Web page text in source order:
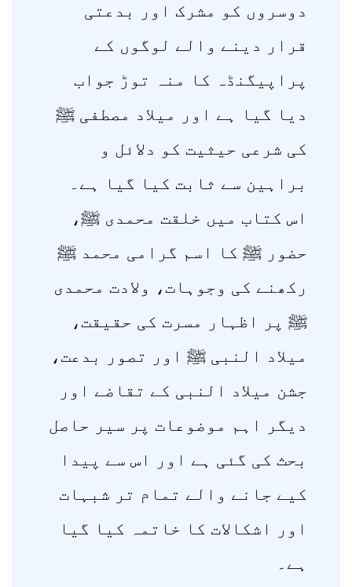
دوسروں کو مشرک اور بدعتی
قرار دینے والے لوگوں کے
پراپیگنڈہ کا منہ توڑ جواب
دیا گیا ہے اور میلاد مصطفی ﷺ
کی شرعی حیثیت کو دلائل و
براہین سے ثابت کیا گیا ہے۔
اس کتاب میں خلقت محمدی ﷺ،
حضور ﷺ کا اسم گرامی محمد ﷺ
رکھنے کی وجوہات، ولادت محمدی
ﷺ پر اظہار مسرت کی حقیقت،
میلاد النبی ﷺ اور تصور بدعت،
جشن میلاد النبی کے تقاضے اور
دیگر اہم موضوعات پر سیر حاصل
بحث کی گئی ہے اور اس سے پیدا
کیے جانے والے تمام تر شبہات
اور اشکالات کا خاتمہ کیا گیا
ہے۔